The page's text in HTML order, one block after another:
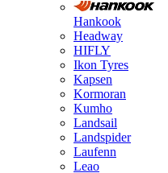
Hankook
Headway
HIFLY
Ikon Tyres
Kapsen
Kormoran
Kumho
Landsail
Landspider
Laufenn
Leao